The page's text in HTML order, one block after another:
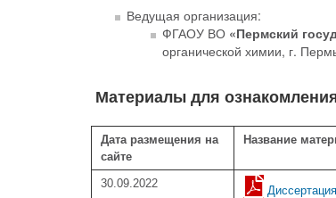
Ведущая организация:
ФГАОУ ВО «Пермский
органической химии, г.
Материалы для
Дата размещения на
сайте
Название
30.09.2022
Диссертация